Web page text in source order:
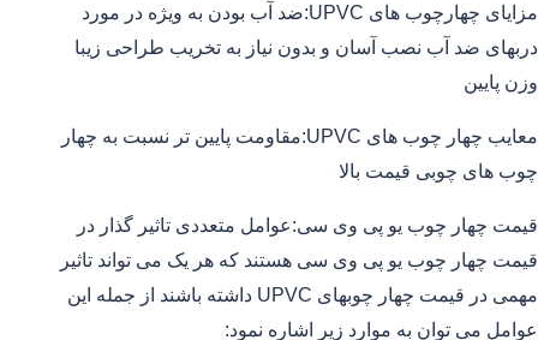
مزایای چهارچوب های UPVC:ضد آب بودن به ویژه در مورد
دربهای ضد آب نصب آسان و بدون نیاز به تخریب طراحی زیبا
وزن پایین
معایب چهار چوب های UPVC:مقاومت پایین تر نسبت به چهار
چوب های چوبی قیمت بالا
قیمت چهار چوب یو پی وی سی:عوامل متعددی تاثیر گذار در
قیمت چهار چوب یو پی وی سی هستند که هر یک می تواند تاثیر
مهمی در قیمت چهار چوبهای UPVC داشته باشند از جمله این
عوامل می توان به موارد زیر اشاره نمود: